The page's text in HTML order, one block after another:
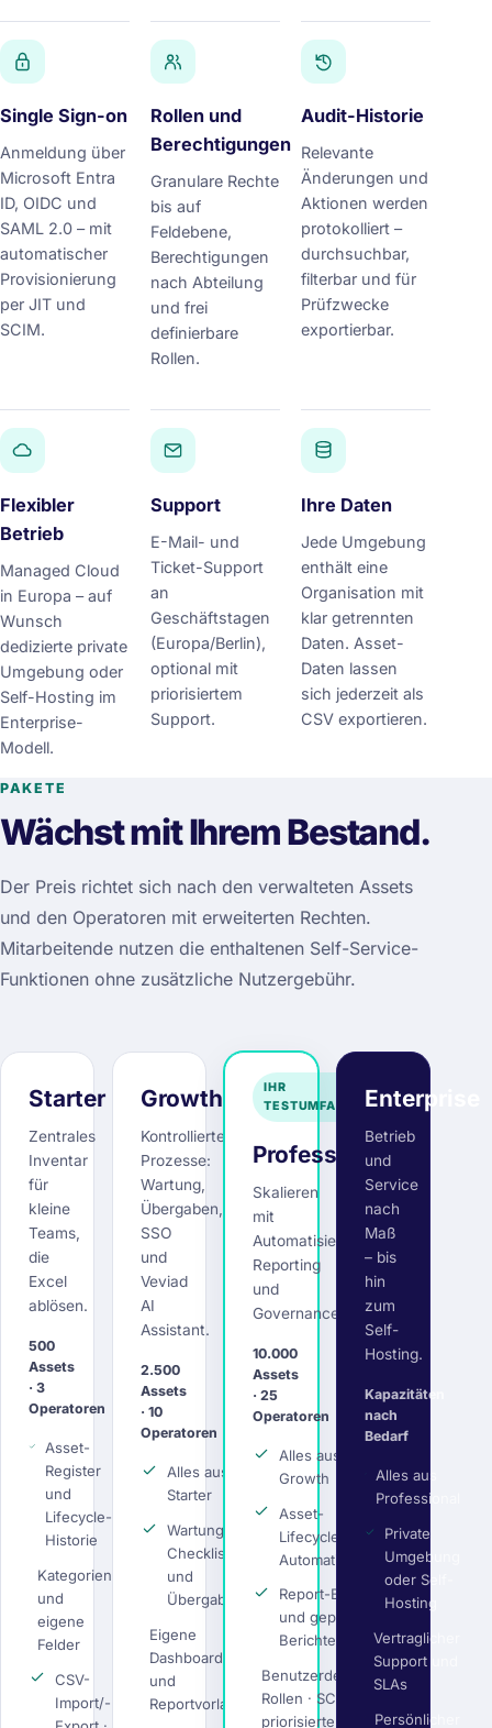
Single Sign-on
Anmeldung über
Microsoft Entra
ID, OIDC und
SAML 2.0 – mit
automatischer
Provisionierung
per JIT und
SCIM.
Rollen und
Berechtigungen
Granulare Rechte
bis auf
Feldebene,
Berechtigungen
nach Abteilung
und frei
definierbare
Rollen.
Audit-Historie
Relevante
Änderungen und
Aktionen werden
protokolliert –
durchsuchbar,
filterbar und für
Prüfzwecke
exportierbar.
Flexibler
Betrieb
Managed Cloud
in Europa – auf
Wunsch
dedizierte private
Umgebung oder
Self-Hosting im
Enterprise-
Modell.
Support
E-Mail- und
Ticket-Support
an
Geschäftstagen
(Europa/Berlin),
optional mit
priorisiertem
Support.
Ihre Daten
Jede Umgebung
enthält eine
Organisation mit
klar getrennten
Daten. Asset-
Daten lassen
sich jederzeit als
CSV exportieren.
PAKETE
Wächst mit Ihrem Bestand.
Der Preis richtet sich nach den verwalteten Assets
und den Operatoren mit erweiterten Rechten.
Mitarbeitende nutzen die enthaltenen Self-Service-
Funktionen ohne zusätzliche Nutzergebühr.
Starter
Zentrales
Inventar
für
kleine
Teams,
die
Excel
ablösen.
500
Assets
· 3
Operatoren
Asset-
Register
und
Lifecycle-
Historie
Kategorien
und
eigene
Felder
CSV-
Import/-
Growth
Kontrollierte
Prozesse:
Wartung,
Übergaben,
SSO
und
Veviad
AI
Assistant.
2.500
Assets
· 10
Operatoren
Alles aus
Starter
Wartung,
Checklisten
und
Übergaben
Eigene
Dashboards
und
Reportvorlagen
IHR
TESTUMFANG
Professional
Skalieren
mit
Automatisierung,
Reporting
und
Governance.
10.000
Assets
· 25
Operatoren
Alles aus
Growth
Asset-
Lifecycle-
Automatisierung
Report-Builder
und geplante
Berichte
Benutzerdefinierte
Rollen · SCIM ·
priorisierter
Enterprise
Betrieb
und
Service
nach
Maß
– bis
hin
zum
Self-
Hosting.
Kapazitäten
nach
Bedarf
Alles aus
Professional
Private
Umgebung
oder Self-
Hosting
Vertraglicher
Support und
SLAs
Persönlicher